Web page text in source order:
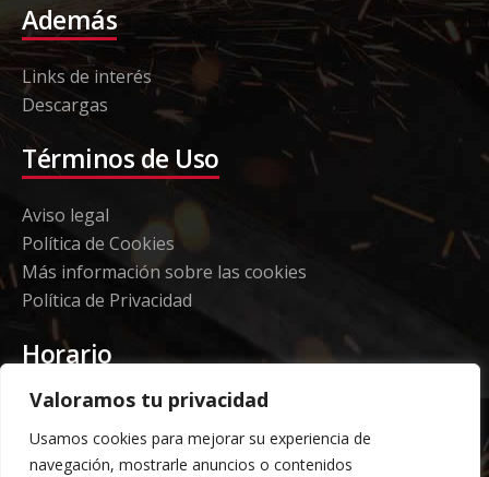
Valoramos tu privacidad
Usamos cookies para mejorar su experiencia de
navegación, mostrarle anuncios o contenidos
Además
Links de interés
Descargas
Términos de Uso
Aviso legal
Política de Cookies
Más información sobre las cookies
Política de Privacidad
Horario
Etorki - Sede
Lunes a jueves 08:00 a 16:00